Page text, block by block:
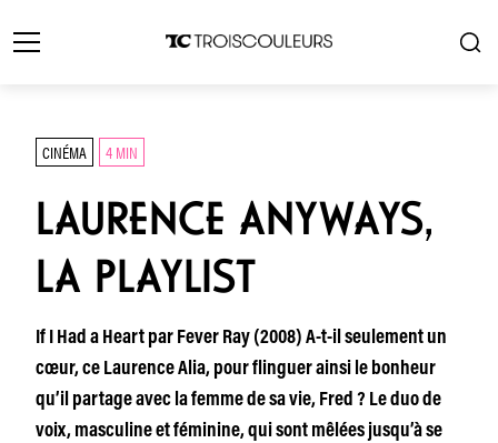
CINÉMA 4 MIN
LAURENCE ANYWAYS,
LA PLAYLIST
If I Had a Heart par Fever Ray (2008) A-t-il seulement un
cœur, ce Laurence Alia, pour flinguer ainsi le bonheur
qu’il partage avec la femme de sa vie, Fred ? Le duo de
voix, masculine et féminine, qui sont mêlées jusqu’à se